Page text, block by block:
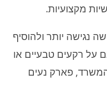
מקצועיות.
נגישה יותר ולהוסיף
על רקעים טבעיים או
המשרד, פארק נעים